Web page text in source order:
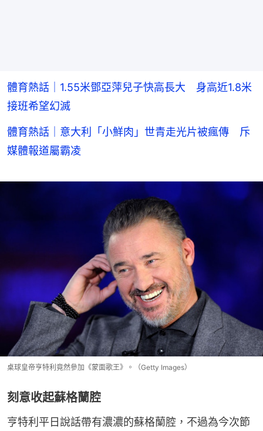
體育熱話｜1.55米鄧亞萍兒子快高長大 身高近1.8米
接班希望幻滅
體育熱話｜意大利「小鮮肉」世青走光片被瘋傳 斥
媒體報道屬霸凌
桌球皇帝亨特利竟然參加《蒙面歌王》。（Getty Images）
刻意收起蘇格蘭腔
亨特利平日說話帶有濃濃的蘇格蘭腔，不過為今次節